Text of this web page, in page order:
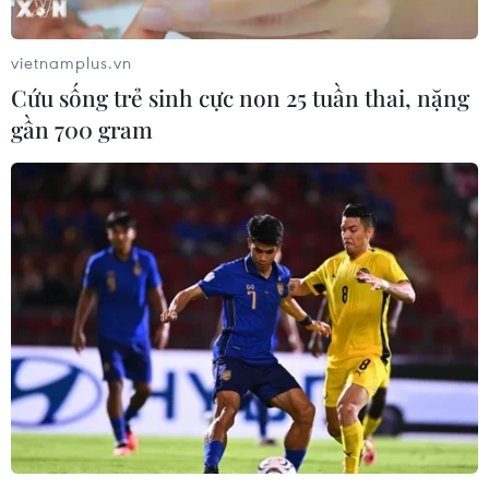
Vàng miếng trong nước hết độc quyền, chênh
lệch giá có thu hẹp?
Công ty SJC chỉ bán vàng miếng trực tuyến tại
Thành phố Hồ Chí Minh
Bộ Tài chính sẽ đánh giá kỹ lưỡng đề xuất đánh
thuế giao dịch vàng
TIN LIÊN QUAN
vietnamplus.vn
Cứu sống trẻ sinh cực non 25 tuần thai, nặng
gần 700 gram